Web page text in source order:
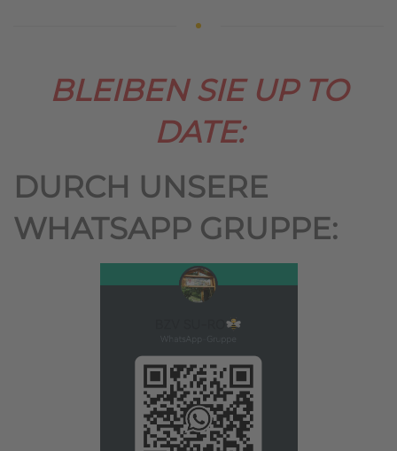
BLEIBEN SIE UP TO
DATE:
DURCH UNSERE
WHATSAPP GRUPPE: